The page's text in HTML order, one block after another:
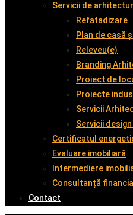
Servicii de
Refatadizare
Plan de casă
Releveu(e)
Branding
Proiect de
Proiecte
Servicii
Servicii
Certificatul
Evaluare imobiliară
Intermediere
Consultanță
Contact